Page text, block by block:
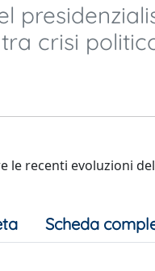
crisi
le recenti evoluzioni
Scheda